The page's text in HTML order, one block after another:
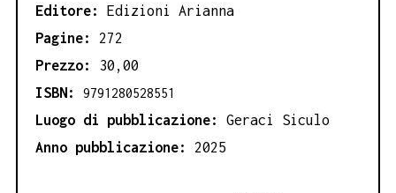
Editore: Edizioni Arianna
Pagine: 272
Prezzo:
30,00
ISBN: 9791280528551
Luogo di pubblicazione: Geraci Siculo
Anno pubblicazione: 2025